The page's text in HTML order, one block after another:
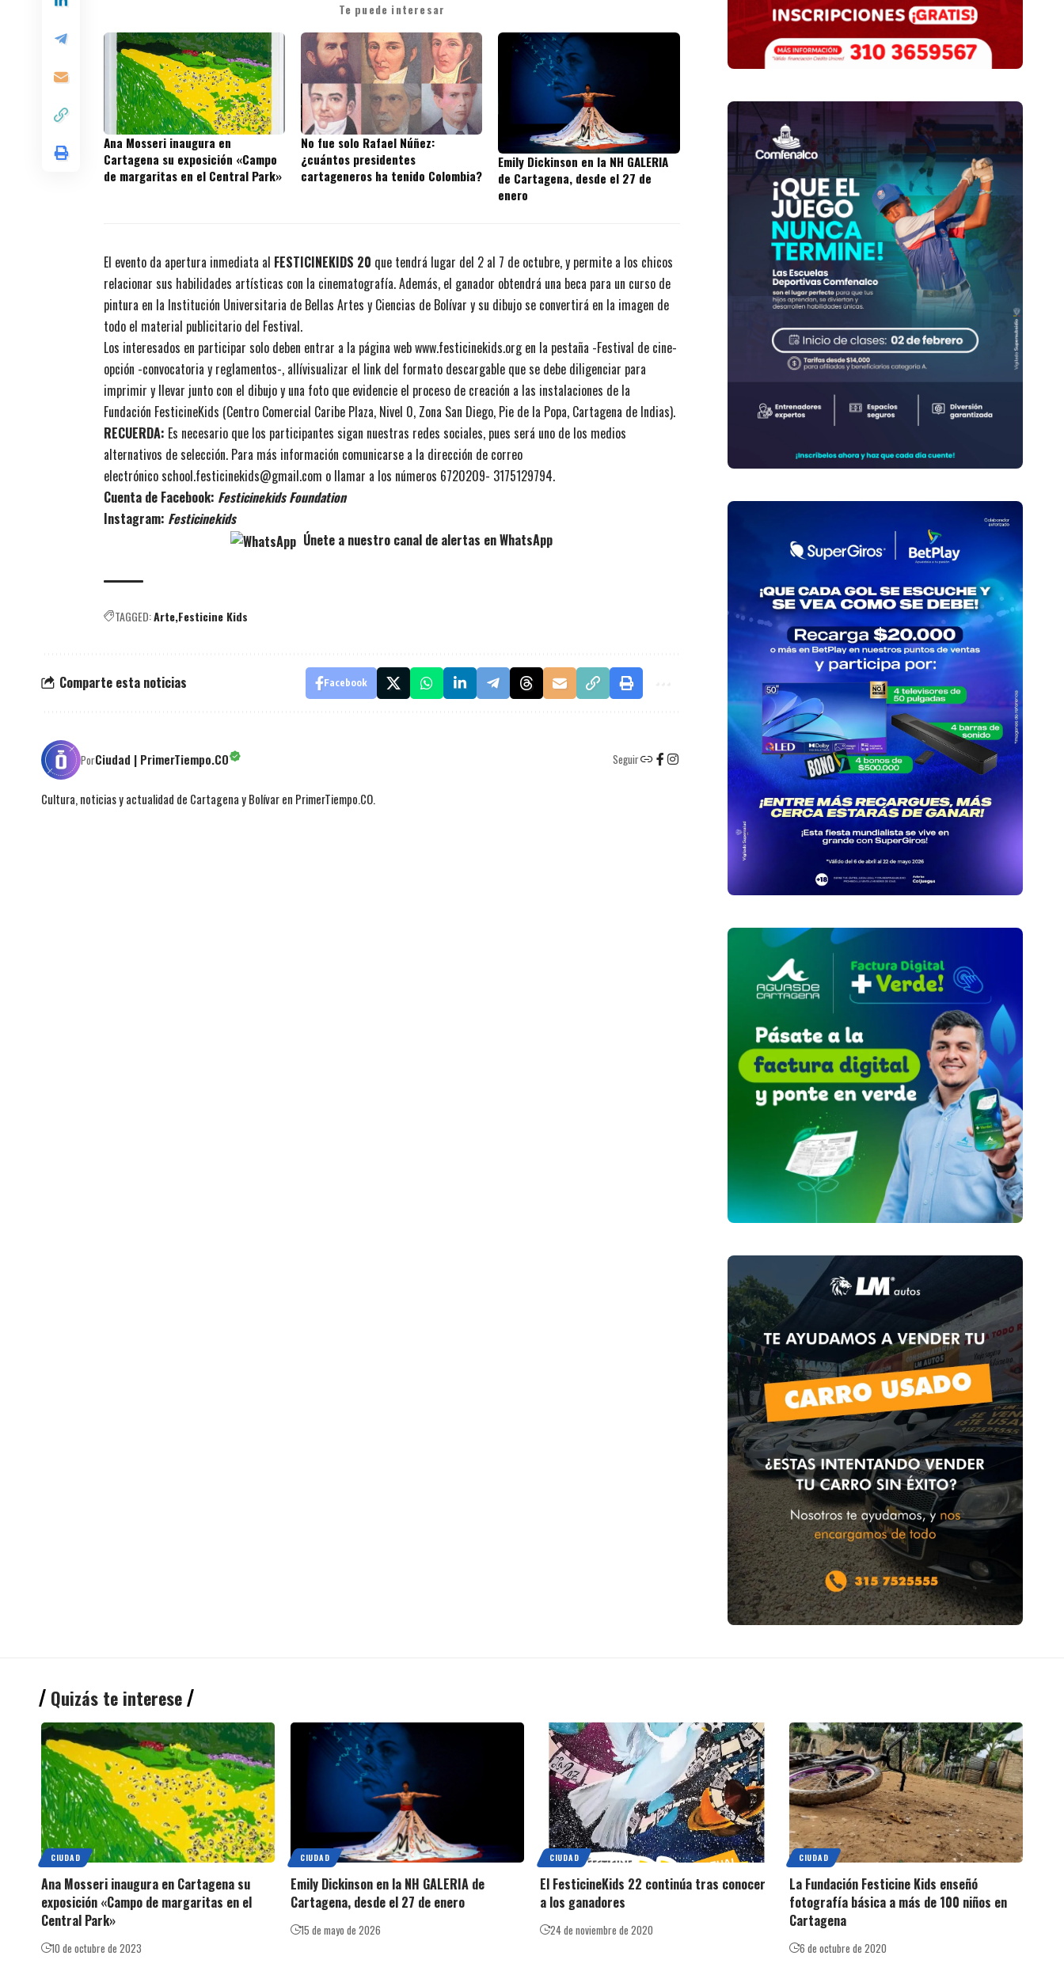
Te puede interesar
Ana Mosseri inaugura en
Cartagena su exposición «Campo
de margaritas en el Central Park»
No fue solo Rafael Núñez:
¿cuántos presidentes
cartageneros ha tenido Colombia?
Emily Dickinson en la NH GALERIA
de Cartagena, desde el 27 de
enero
El evento da apertura inmediata al FESTICINEKIDS 20 que tendrá lugar del 2 al 7 de octubre, y permite a los chicos
relacionar sus habilidades artísticas con la cinematografía. Además, el ganador obtendrá una beca para un curso de
pintura en la Institución Universitaria de Bellas Artes y Ciencias de Bolívar y su dibujo se convertirá en la imagen de
todo el material publicitario del Festival.
Los interesados en participar solo deben entrar a la página webwww.festicinekids.orgen la pestaña -Festival de cine-
opción -convocatoria y reglamentos-, allívisualizar el link del formato descargable que se debe diligenciar para
imprimir y llevar junto con el dibujo y una foto que evidencie el proceso de creación a las instalaciones de la
Fundación FesticineKids (Centro Comercial Caribe Plaza, Nivel 0, Zona San Diego, Pie de la Popa, Cartagena de Indias).
RECUERDA: Es necesario que los participantes sigan nuestras redes sociales, pues será uno de los medios
alternativos de selección. Para más información comunicarse a la dirección de correo
electrónicoschool.festicinekids@gmail.com o llamar a los números 6720209- 3175129794.
Cuenta de Facebook: Festicinekids Foundation
Instagram: Festicinekids
Únete a nuestro canal de alertas en WhatsApp
TAGGED:Arte Festicine Kids
Comparte esta noticias Facebook
PorCiudad | PrimerTiempo.CO Seguir
Cultura, noticias y actualidad de Cartagena y Bolívar en PrimerTiempo.CO.
Quizás te interese
CIUDAD
Ana Mosseri inaugura en Cartagena su
exposición «Campo de margaritas en el
Central Park»
10 de octubre de 2023
CIUDAD
Emily Dickinson en la NH GALERIA de
Cartagena, desde el 27 de enero
15 de mayo de 2026
CIUDAD
El FesticineKids 22 continúa tras conocer
a los ganadores
24 de noviembre de 2020
CIUDAD
La Fundación Festicine Kids enseñó
fotografía básica a más de 100 niños en
Cartagena
6 de octubre de 2020